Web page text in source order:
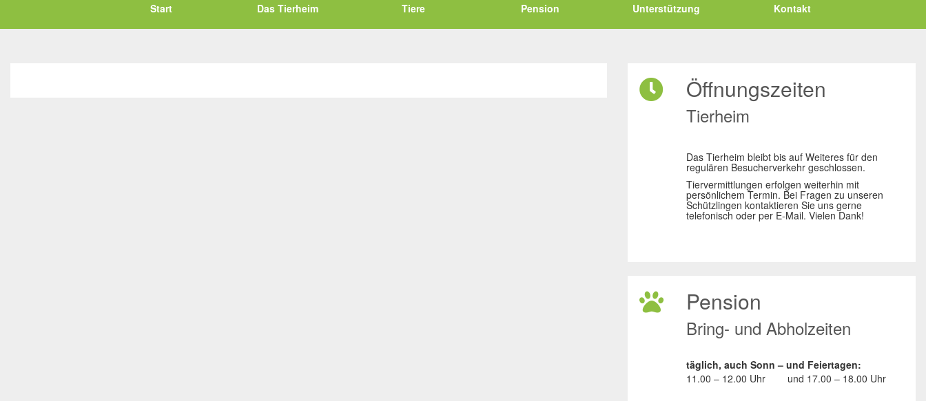
Start Das Tierheim Tiere Pension Unterstützung Kontakt
Öffnungszeiten
Tierheim
Das Tierheim bleibt bis auf Weiteres für den
regulären Besucherverkehr geschlossen.
Tiervermittlungen erfolgen weiterhin mit
persönlichem Termin. Bei Fragen zu unseren
Schützlingen kontaktieren Sie uns gerne
telefonisch oder per E-Mail. Vielen Dank!
Pension
Bring- und Abholzeiten
täglich, auch Sonn – und Feiertagen:
11.00 – 12.00 Uhr
und 17.00 – 18.00 Uhr